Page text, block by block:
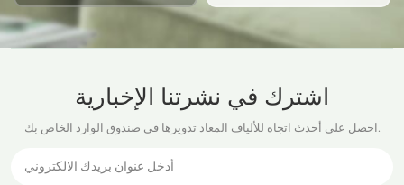
اشترك في نشرتنا الإخبارية
احصل على أحدث اتجاه للألياف المعاد تدويرها في صندوق الوارد الخاص بك.